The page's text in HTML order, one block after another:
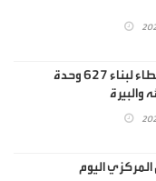
الاحتلال الإسرائيلي يطرح عطاء لبناء 627 وحدة
والبيرة